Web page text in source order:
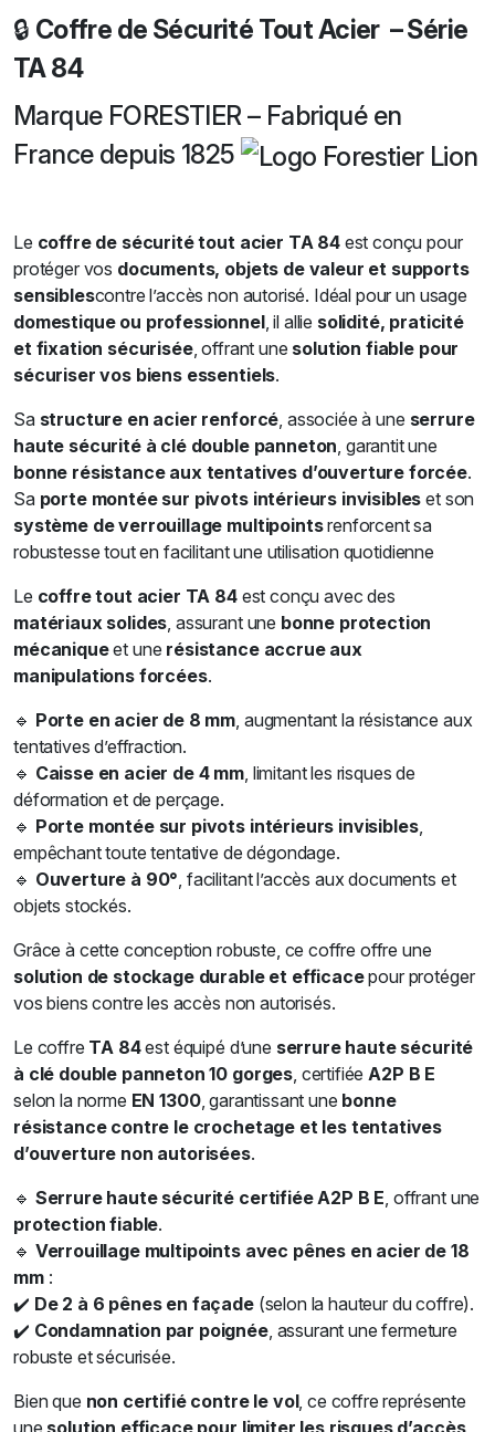
🔒 Coffre de Sécurité Tout Acier – Série
TA 84
Marque FORESTIER – Fabriqué en
France depuis 1825
Le coffre de sécurité tout acier TA 84est conçu pour
protéger vos documents, objets de valeur et supports
sensiblescontre l’accès non autorisé. Idéal pour un usage
domestique ou professionnel, il allie solidité, praticité
et fixation sécurisée, offrant une solution fiable pour
sécuriser vos biens essentiels.
Sa structure en acier renforcé , associée à une serrure
haute sécurité à clé double panneton , garantit une
bonne résistance aux tentatives d’ouverture forcée.
Sa porte montée sur pivots intérieurs invisibles et son
système de verrouillage multipointsrenforcent sa
robustesse tout en facilitant une utilisation quotidienne
Le coffre tout acier TA 84est conçu avec des
matériaux solides , assurant une bonne protection
mécaniqueet une résistance accrue aux
manipulations forcées.
🔹 Porte en acier de 8 mm , augmentant la résistance aux
tentatives d’effraction.
🔹 Caisse en acier de 4 mm , limitant les risques de
déformation et de perçage.
🔹 Porte montée sur pivots intérieurs invisibles,
empêchant toute tentative de dégondage.
🔹 Ouverture à 90° , facilitant l’accès aux documents et
objets stockés.
Grâce à cette conception robuste, ce coffre offre une
solution de stockage durable et efficacepour protéger
vos biens contre les accès non autorisés.
Le coffre TA 84est équipé d’une serrure haute sécurité
à clé double panneton 10 gorges , certifiée A2P B E
selon la norme EN 1300, garantissant une bonne
résistance contre le crochetage et les tentatives
d’ouverture non autorisées.
🔹 Serrure haute sécurité certifiée A2P B E , offrant une
protection fiable.
🔹 Verrouillage multipoints avec pênes en acier de 18
mm:
✔️ De 2 à 6 pênes en façade(selon la hauteur du coffre).
✔️ Condamnation par poignée, assurant une fermeture
robuste et sécurisée.
Bien que non certifié contre le vol, ce coffre représente
une solution efficace pour limiter les risques d’accès